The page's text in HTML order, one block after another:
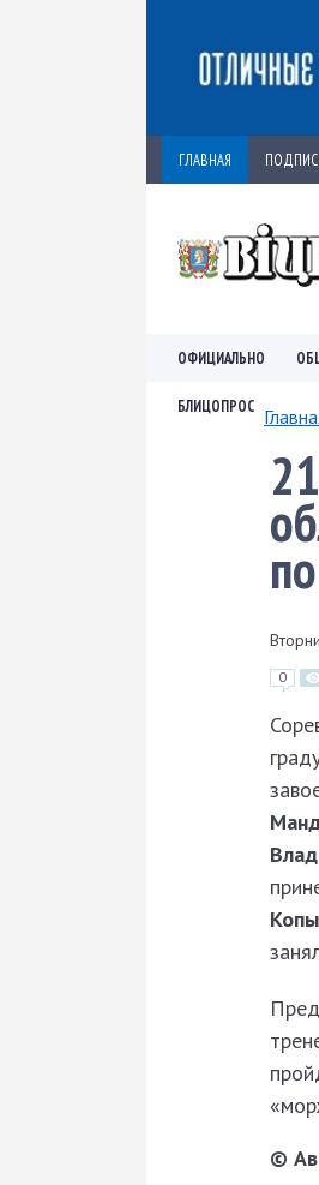
ГЛАВНАЯ
ОФИЦИАЛЬНО
БЛИЦОПРОС
0
©